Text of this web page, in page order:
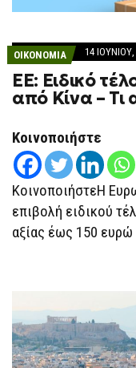
ΟΙΚΟΝΟΜΙΑ 14
ΕΕ: Ειδικό
από Κίνα – Τι
Κοινοποιήστε
ΚοινοποιήστεΗ
επιβολή ειδικού
αξίας έως 150 ευρώ